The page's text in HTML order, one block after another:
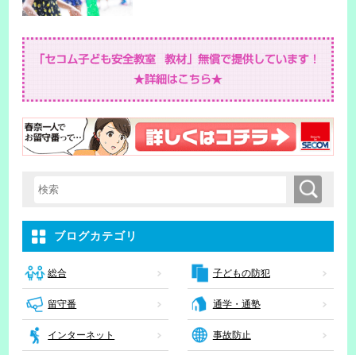
検索キーワード入力 検索
ブログカテゴリ
総合 子どもの防犯
留守番 通学・通塾
インターネット 事故防止